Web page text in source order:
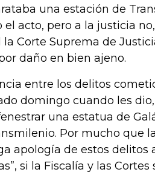
una estación de
acto, pero a la justicia
Corte Suprema de
daño en bien ajeno.
entre los delitos
domingo cuando les
una estatua de
Por mucho que la
apología de estos delitos
si la Fiscalía y las Cortes